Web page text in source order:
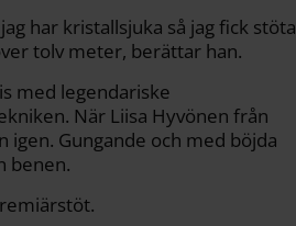
har kristallsjuka så jag fick stöta
tolv meter, berättar han.
med legendariske
När Liisa Hyvönen från
igen. Gungande och med böjda
benen.